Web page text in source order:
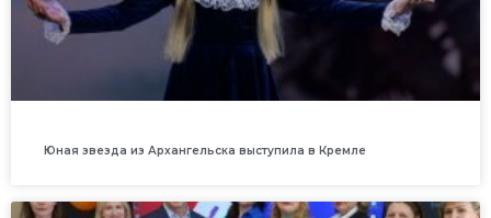
Юная звезда из Архангельска выступила в Кремле